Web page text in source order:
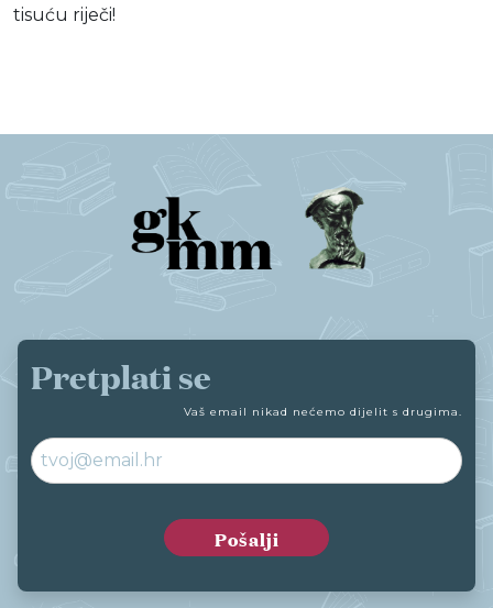
tisuću riječi!
Pretplati se
Vaš email nikad nećemo dijelit s drugima.